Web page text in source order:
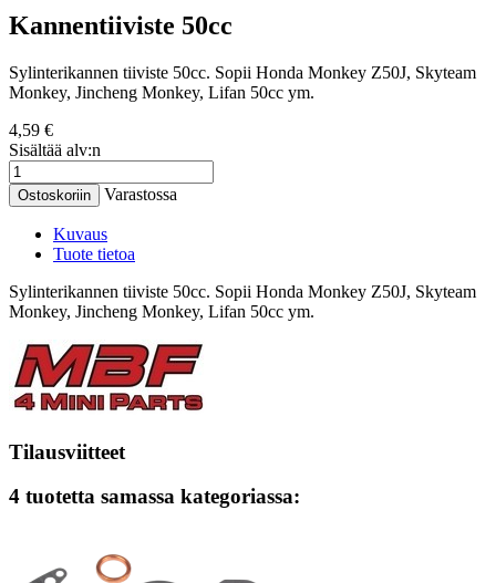
Kannentiiviste 50cc
Sylinterikannen tiiviste 50cc. Sopii Honda Monkey Z50J, Skyteam
Monkey, Jincheng Monkey, Lifan 50cc ym.
4,59 €
Sisältää alv:n
Ostoskoriin Varastossa
Kuvaus
Tuote tietoa
Sylinterikannen tiiviste 50cc. Sopii Honda Monkey Z50J, Skyteam
Monkey, Jincheng Monkey, Lifan 50cc ym.
Tilausviitteet
4 tuotetta samassa kategoriassa: